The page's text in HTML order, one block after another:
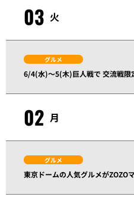
03 火
グルメ
6/4(水)～5(木)巨人戦で 交流戦限
02 月
グルメ
東京ドームの人気グルメがZOZO